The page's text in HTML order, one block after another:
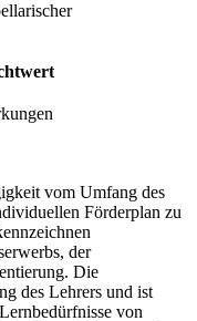
vom Umfang des
Förderplan zu
der
Die
des Lehrers und ist
von